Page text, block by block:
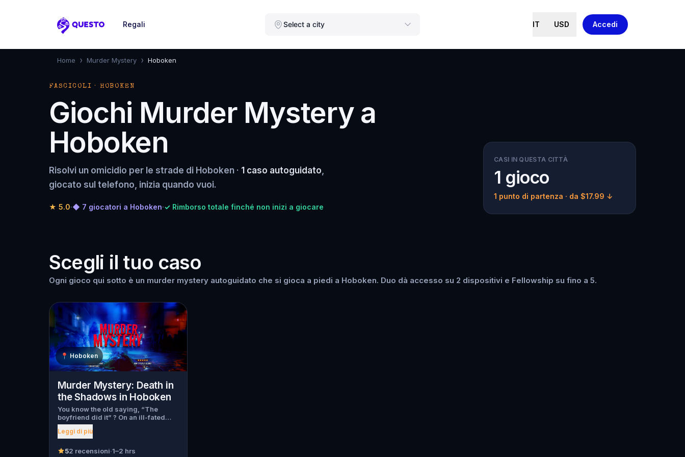
Questo
Select a city
Regali IT USD Accedi
Home › Murder Mystery › Hoboken
FASCICOLI · HOBOKEN
Giochi Murder Mystery a
Hoboken
Risolvi un omicidio per le strade di Hoboken · 1 caso autoguidato,
giocato sul telefono, inizia quando vuoi.
★ 5.0·◆ 7 giocatori a Hoboken·✓ Rimborso totale finché non inizi a giocare
CASI IN QUESTA CITTÀ
1 gioco
1 punto di partenza · da $17.99 ↓
Scegli il tuo caso
Ogni gioco qui sotto è un murder mystery autoguidato che si gioca a piedi a Hoboken. Duo dà accesso su 2 dispositivi e Fellowship su fino a 5.
📍 Hoboken
Murder Mystery: Death in
the Shadows in Hoboken
You know the old saying, “The
boyfriend did it” ? On an ill-fated
night, love goes terribly wrong for
Bella Wanderlust and Walter Bridges
found dead during a ghost tour led
Leggi di più
52 recensioni·1–2 hrs